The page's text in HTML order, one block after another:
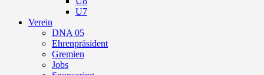
U7
Verein
DNA 05
Ehrenpräsident
Gremien
Jobs